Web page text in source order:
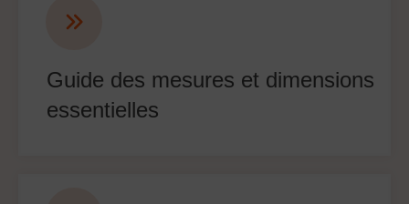
Guide des mesures et dimensions
essentielles